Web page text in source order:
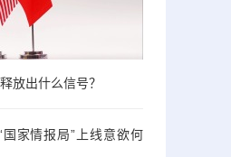
放出什么信号？
国家情报局”上线意欲何